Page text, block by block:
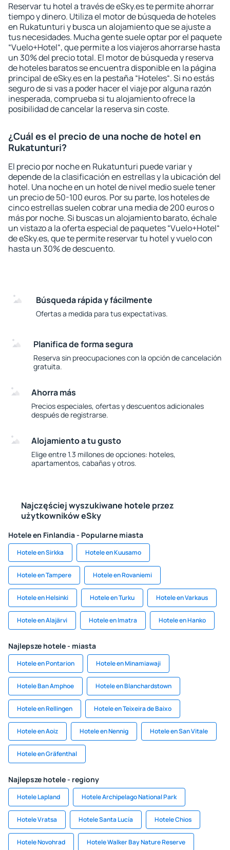
Reservar tu hotel a través de eSky.es te permite ahorrar
tiempo y dinero. Utiliza el motor de búsqueda de hoteles
en Rukatunturi y busca un alojamiento que se ajuste a
tus necesidades. Mucha gente suele optar por el paquete
“Vuelo+Hotel“, que permite a los viajeros ahorrarse hasta
un 30% del precio total. El motor de búsqueda y reserva
de hoteles baratos se encuentra disponible en la página
principal de eSky.es en la pestaña “Hoteles“. Si no estás
seguro de si vas a poder hacer el viaje por alguna razón
inesperada, comprueba si tu alojamiento ofrece la
posibilidad de cancelar la reserva sin coste.
¿Cuál es el precio de una noche de hotel en
Rukatunturi?
El precio por noche en Rukatunturi puede variar y
depende de la clasificación en estrellas y la ubicación del
hotel. Una noche en un hotel de nivel medio suele tener
un precio de 50-100 euros. Por su parte, los hoteles de
cinco estrellas suelen cobrar una media de 200 euros o
más por noche. Si buscas un alojamiento barato, échale
un vistazo a la oferta especial de paquetes “Vuelo+Hotel“
de eSky.es, que te permite reservar tu hotel y vuelo con
hasta un 30% de descuento.
Búsqueda rápida y fácilmente
Ofertas a medida para tus expectativas.
Planifica de forma segura
Reserva sin preocupaciones con la opción de cancelación
gratuita.
Ahorra más
Precios especiales, ofertas y descuentos adicionales
después de registrarse.
Alojamiento a tu gusto
Elige entre 1.3 millones de opciones: hoteles,
apartamentos, cabañas y otros.
Najczęściej wyszukiwane hotele przez
użytkowników eSky
Hotele en Finlandia - Popularne miasta
Hotele en Sirkka Hotele en Kuusamo
Hotele en Tampere Hotele en Rovaniemi
Hotele en Helsinki Hotele en Turku Hotele en Varkaus
Hotele en Alajärvi Hotele en Imatra Hotele en Hanko
Najlepsze hotele - miasta
Hotele en Pontarion Hotele en Minamiawaji
Hotele Ban Amphoe Hotele en Blanchardstown
Hotele en Rellingen Hotele en Teixeira de Baixo
Hotele en Aoiz Hotele en Nennig Hotele en San Vitale
Hotele en Gräfenthal
Najlepsze hotele - regiony
Hotele Lapland Hotele Archipelago National Park
Hotele Vratsa Hotele Santa Lucía Hotele Chios
Hotele Novohrad Hotele Walker Bay Nature Reserve